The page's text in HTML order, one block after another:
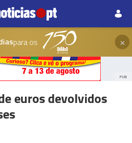
para os ×
PUB
euros devolvidos